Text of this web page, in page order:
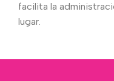
facilita la
lugar.